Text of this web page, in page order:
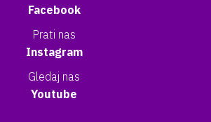
Facebook
Prati nas
Instagram
Gledaj nas
Youtube